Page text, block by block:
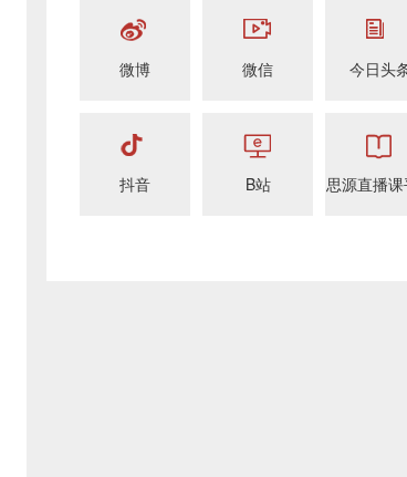
微博 微信 今日头
抖音 B站 思源直播